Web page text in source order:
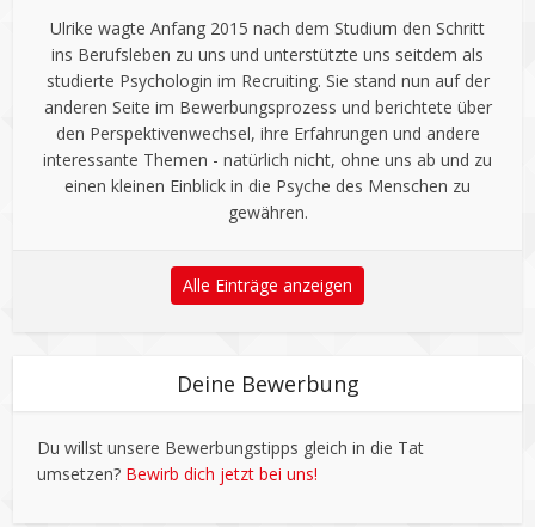
Ulrike wagte Anfang 2015 nach dem Studium den Schritt
ins Berufsleben zu uns und unterstützte uns seitdem als
studierte Psychologin im Recruiting. Sie stand nun auf der
anderen Seite im Bewerbungsprozess und berichtete über
den Perspektivenwechsel, ihre Erfahrungen und andere
interessante Themen - natürlich nicht, ohne uns ab und zu
einen kleinen Einblick in die Psyche des Menschen zu
gewähren.
Alle Einträge anzeigen
Deine Bewerbung
Du willst unsere Bewerbungstipps gleich in die Tat
umsetzen? Bewirb dich jetzt bei uns!